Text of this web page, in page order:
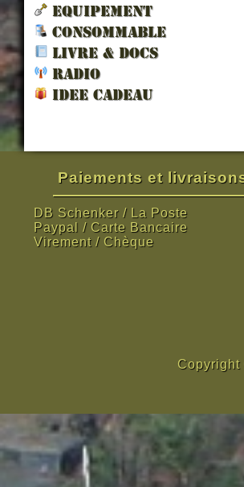
EQUIPEMENT
CONSOMMABLE
LIVRE & DOCS
RADIO
IDEE CADEAU
Paiements et
DB Schenker / La Poste
Paypal / Carte Bancaire
Virement / Chèque
Copyright